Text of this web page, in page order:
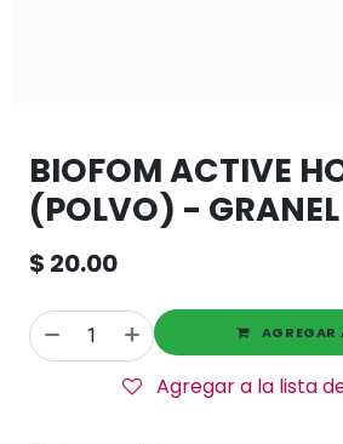
BIOFOM ACTIVE
(POLVO) - GRANEL
$ 20.00
AGREGAR
Agregar a la lista